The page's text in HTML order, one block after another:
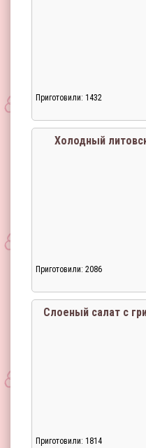
Приготовили: 1432
Холодный
Приготовили: 2086
Cлоеный салат с
Приготовили: 1814